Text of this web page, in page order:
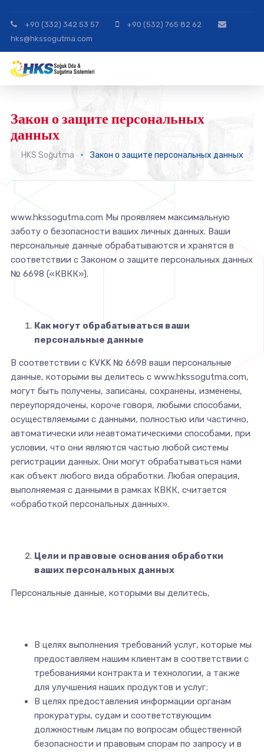
+90 (332) 342 53 57
+90 (532) 765 82 62
hks@hkssogutma.com
Закон о защите персональных
данных
HKS Soğutma Закон о защите персональных данных
www.hkssogutma.com Мы проявляем максимальную
заботу о безопасности ваших личных данных. Ваши
персональные данные обрабатываются и хранятся в
соответствии с Законом о защите персональных данных
№ 6698 («КВКК»).
Как могут обрабатываться ваши
персональные данные
В соответствии с KVKK № 6698 ваши персональные
данные, которыми вы делитесь с www.hkssogutma.com,
могут быть получены, записаны, сохранены, изменены,
переупорядочены, короче говоря, любыми способами,
осуществляемыми с данными, полностью или частично,
автоматически или неавтоматическими способами, при
условии, что они являются частью любой системы
регистрации данных. Они могут обрабатываться нами
как объект любого вида обработки. Любая операция,
выполняемая с данными в рамках КВКК, считается
«обработкой персональных данных».
Цели и правовые основания обработки
ваших персональных данных
Персональные данные, которыми вы делитесь,
В целях выполнения требований услуг, которые мы
предоставляем нашим клиентам в соответствии с
требованиями контракта и технологии, а также
для улучшения наших продуктов и услуг;
В целях предоставления информации органам
прокуратуры, судам и соответствующим
должностным лицам по вопросам общественной
безопасности и правовым спорам по запросу и в